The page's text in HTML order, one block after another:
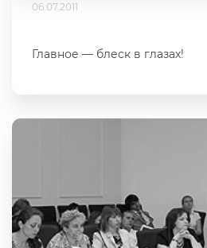
06.07.2011
Главное — блеск в глазах!